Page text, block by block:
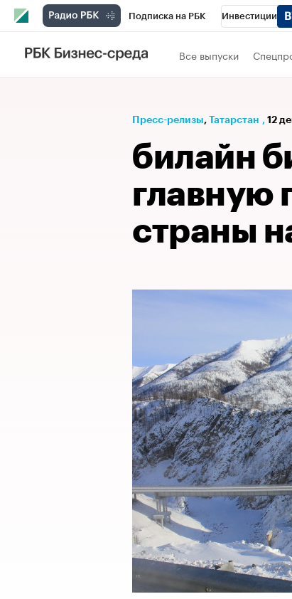
Подписка на РБК Инвестиции
РБК Вино
Проверка контрагентов Политика
Все выпуски
Пресс-релизы⁠, Татарстан , 12
билайн
главную
страны